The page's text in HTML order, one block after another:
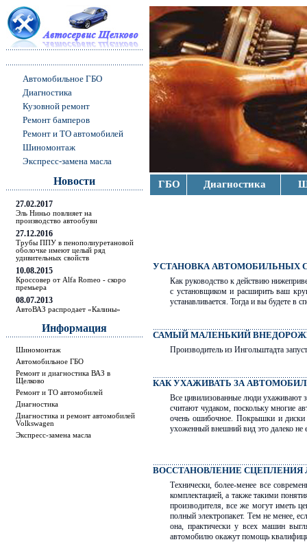
Автомобильное ГБО
Диагностика
Кузовной ремонт
Ремонт бамперов
Ремонт и ТО автомобилей
Шиномонтаж
Экспресс-замена масла
Новости
27.02.2017
Эль Ниньо повлияет на
производство автообуви
27.12.2016
Трубы ППУ в пенополиуретановой
оболочке имеют целый ряд
удивительных свойств
10.08.2015
Кроссовер от Alfa Romeo - скоро
премьера
08.07.2013
АвтоВАЗ распродает «Калины»
Информация
Шиномонтаж
Автомобильное ГБО
Ремонт и диагностика ВАЗ в
Щелково
Ремонт и ТО автомобилей
Диагностика
Диагностика и ремонт автомобилей
Volkswagen
Экспресс-замена масла
ГБО Диагностика
УСТАНОВКА АВТОМОБИЛЬНЫХ
Как руководство к действию
с установщиком и расширить ваш
устанавливается. Тогда и вы будете в
САМЫЙ МАЛЕНЬКИЙ
Производитель из Ингольштадта
КАК УХАЖИВАТЬ ЗА
Все цивилизованные люди ухаживают
считают чудаком, поскольку многие
очень ошибочное. Покрышки и диски
ухоженный внешний вид это далеко не
ВОССТАНОВЛЕНИЕ
Технически, более-менее все
комплектацией, а также такими
производителя, все же могут иметь
полный электропакет. Тем не менее,
она, практически у всех машин
автомобилю окажут помощь